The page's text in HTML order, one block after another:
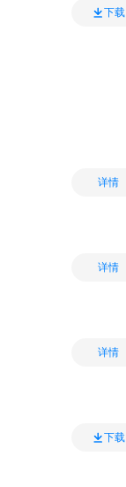
下载
详情
详情
详情
下载